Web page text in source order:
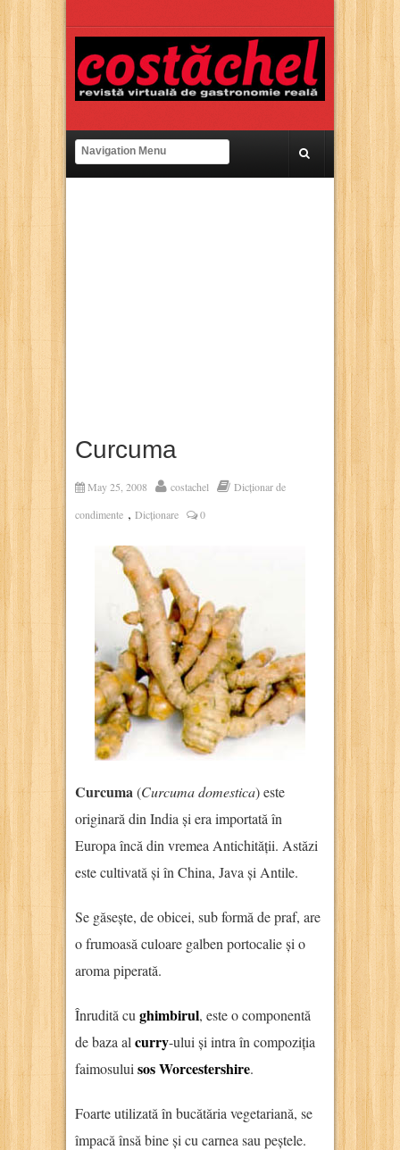
Curcuma
May 25, 2008 costachel
Dicționar de
condimente , Dicționare 0
Curcuma(Curcuma domestica) este
originară din India și era importată în
Europa încă din vremea Antichității. Astăzi
este cultivată și în China, Java și Antile.
Se găsește, de obicei, sub formă de praf, are
o frumoasă culoare galben portocalie și o
aroma piperată.
Înrudită cu ghimbirul, este o componentă
de baza al curry-ului și intra în compoziția
faimosului sos Worcestershire.
Foarte utilizată în bucătăria vegetariană, se
împacă însă bine și cu carnea sau peștele.